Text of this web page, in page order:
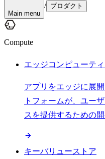
Main menu
/ プロダクト
Compute
エッジコンピューテ
アプリをエッジに展
トフォームが、ユー
スを提供するための
キーバリューストア